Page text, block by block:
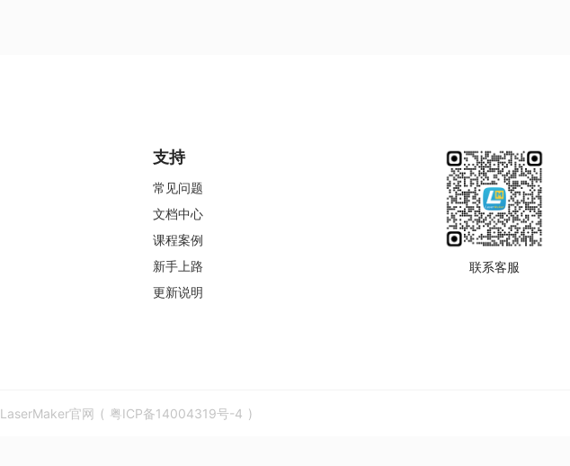
支持
常见问题
文档中心
课程案例
新手上路
更新说明
联系客服
LaserMaker官网 ( 粤ICP备14004319号-4 )